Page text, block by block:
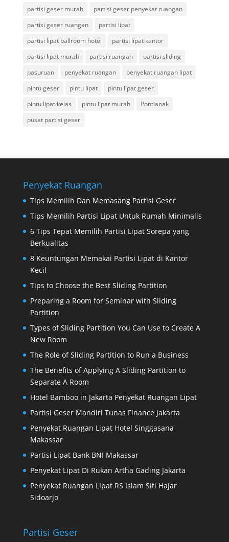
partisi geser murah
partisi geser penyekat ruangan
partisi geser ruangan
partisi lipat
partisi lipat ballroom hotel
partisi lipat kantor
partisi lipat murah
partisi ruangan
partisi sliding
pasuruan
penyekat ruangan
penyekat ruangan lipat
pintu geser
pintu lipat
pintu lipat geser
pintu lipat kelas
pintu lipat murah
Pontianak
pusat partisi geser
Penyekat Ruangan
Tips Memilih Dan Memasang Partisi Geser
Tips Memilih Partisi Lipat Untuk Rumah Minimalis
6 Tips Tepat Memilih Partisi Lipat Sorepa yang
Berkualitas
8 Keuntungan Memakai Partisi Lipat di Kantor
Kecil
Tips to Choose the Best Sliding Partition
Preparing a Room for Seminar with Sliding
Partition
Types of Sliding Partition You Can Use to Create A
New Room
The Role of Sliding Partition to Run a Business
The Benefits of Applying A Sliding Partition to
Separate A Room
Hotel Bamboo in Jakarta Penyekat Ruangan Lipat
Partisi Geser Mandiri Tunas Finance Jakarta
Penyekat Ruangan Lipat Hotel Singgasana
Makassar
Partisi Lipat Bank BNI Makassar
Penyekat Lipat Di Rukan Artha Gading Jakarta
Penyekat Ruangan Lipat RS Islam Siti Hajar
Sidoarjo
Partisi Geser